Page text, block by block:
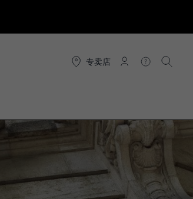
专卖店
连接 帮助 搜索